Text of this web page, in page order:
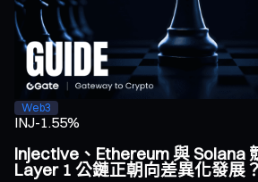
Web3
INJ-1.55%
Injective、Ethereum 與 Solana
Layer 1 公鏈正朝向差異化發展？